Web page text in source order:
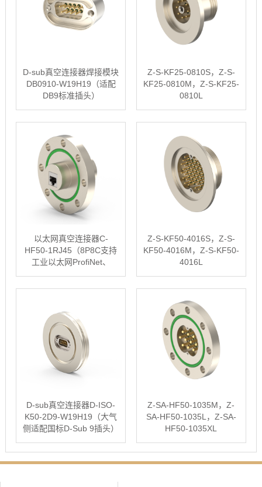
D-sub真空连接器焊接模块
DB0910-W19H19（适配
DB9标准插头）
Z-S-KF25-0810S，Z-S-
KF25-0810M，Z-S-KF25-
0810L
以太网真空连接器C-
HF50-1RJ45（8P8C支持
工业以太网ProfiNet、
Z-S-KF50-4016S，Z-S-
KF50-4016M，Z-S-KF50-
4016L
D-sub真空连接器D-ISO-
K50-2D9-W19H19（大气
侧适配国标D-Sub 9插头）
Z-SA-HF50-1035M，Z-
SA-HF50-1035L，Z-SA-
HF50-1035XL